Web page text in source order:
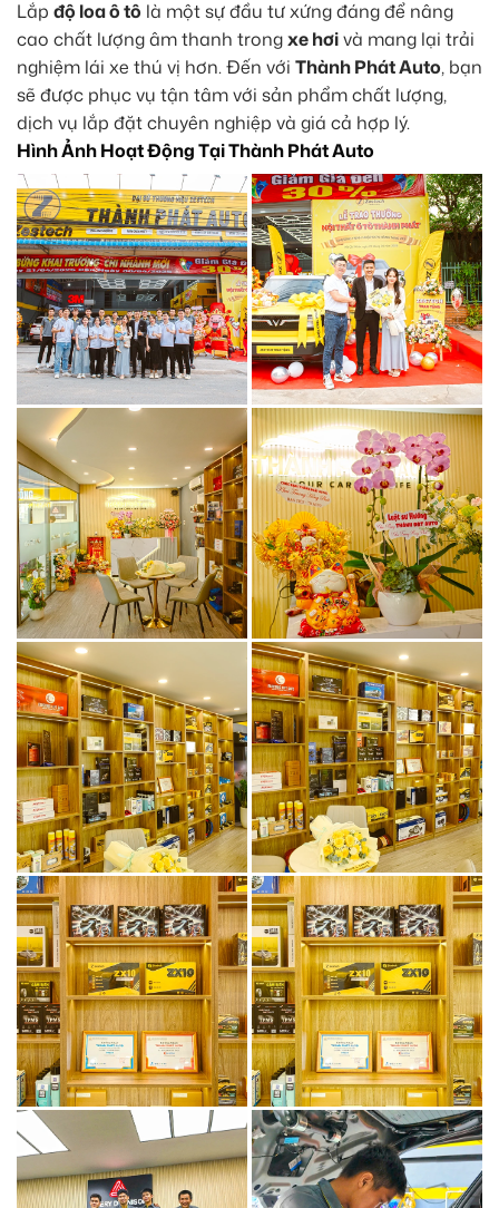
Lắp độ loa ô tô là một sự đầu tư xứng đáng để nâng
cao chất lượng âm thanh trongxe hơivà mang lại trải
nghiệm lái xe thú vị hơn. Đến với Thành Phát Auto, bạn
sẽ được phục vụ tận tâm với sản phẩm chất lượng,
dịch vụ lắp đặt chuyên nghiệp và giá cả hợp lý.
Hình Ảnh Hoạt Động Tại Thành Phát Auto